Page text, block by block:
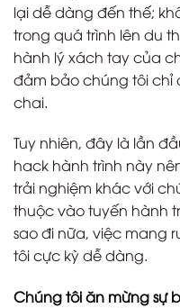
lại dễ dàng đến thế;
trong quá trình lên du
hành lý xách tay của
đảm bảo chúng tôi chỉ
chai.
Tuy nhiên, đây là lần
hack hành trình này
trải nghiệm khác với
thuộc vào tuyến hành
sao đi nữa, việc mang
tôi cực kỳ dễ dàng.
Chúng tôi ăn mừng sự